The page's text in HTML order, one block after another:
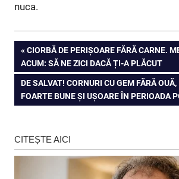
nuca.
Navigare
în
articole
PREVIOUS
POST:
CIORBĂ DE PERIȘOARE FĂRĂ CARNE.
ACUM: SĂ NE ZICI DACĂ ȚI-A PLĂCUT
NEXT
POST:
DE SALVAT! CORNURI CU GEM FĂRĂ
FOARTE BUNE ȘI UȘOARE ÎN PERIOADA